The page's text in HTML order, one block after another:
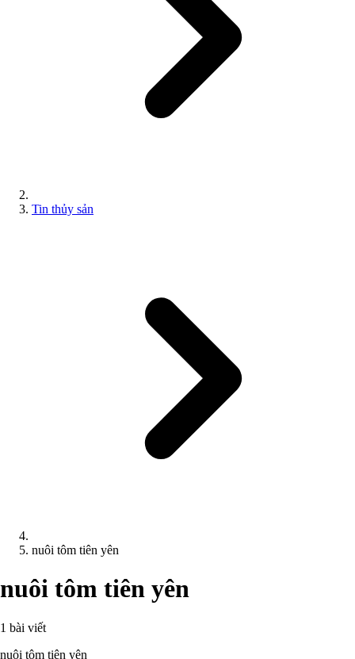
Tin thủy sản
nuôi tôm tiên yên
nuôi tôm tiên yên
1 bài viết
nuôi tôm tiên yên